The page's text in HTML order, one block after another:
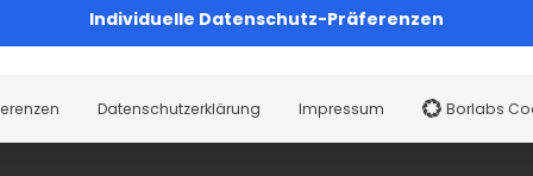
Individuelle Datenschutz-Präferenzen
Datenschutzerklärung Impressum Borlabs